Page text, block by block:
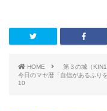
HOME
第３の城（
今日のマヤ暦「自信があるふり
10